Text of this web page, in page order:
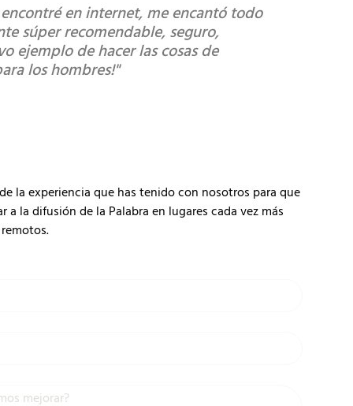
en internet, me encantó todo
súper recomendable, seguro,
ejemplo de hacer las cosas de
los hombres!"
la experiencia que has tenido con nosotros para que
la difusión de la Palabra en lugares cada vez más
remotos.